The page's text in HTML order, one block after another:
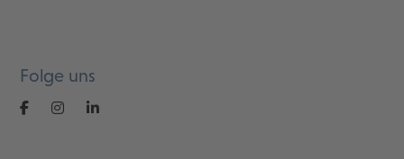
Folge uns